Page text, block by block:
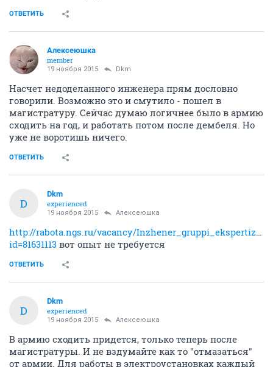
ОТВЕТИТЬ
Алексеюшка
member
19 ноября 2015 Dkm
Насчет недоделанного инженера прям дословно
говорили. Возможно это и смутило - пошел в
магистратуру. Сейчас думаю логичнее было в армию
сходить на год, и работать потом после дембеля. Но
уже не воротишь ничего.
ОТВЕТИТЬ
D
Dkm
experienced
19 ноября 2015 Алексеюшка
http://rabota.ngs.ru/vacancy/
id=81631113 вот опыт не требуется
ОТВЕТИТЬ
D
Dkm
experienced
19 ноября 2015 Алексеюшка
В армию сходить придется, только теперь после
магистратуры. И не вздумайте как то "отмазаться"
от армии. Для работы в электроустановках каждый